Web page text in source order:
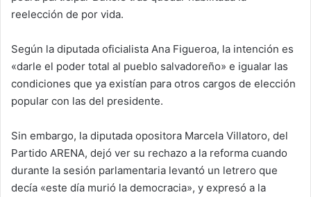
reelección de por vida.
Según la diputada oficialista Ana Figueroa, la intención es
«darle el poder total al pueblo salvadoreño» e igualar las
condiciones que ya existían para otros cargos de elección
popular con las del presidente.
Sin embargo, la diputada opositora Marcela Villatoro, del
Partido ARENA, dejó ver su rechazo a la reforma cuando
durante la sesión parlamentaria levantó un letrero que
decía «este día murió la democracia», y expresó a la